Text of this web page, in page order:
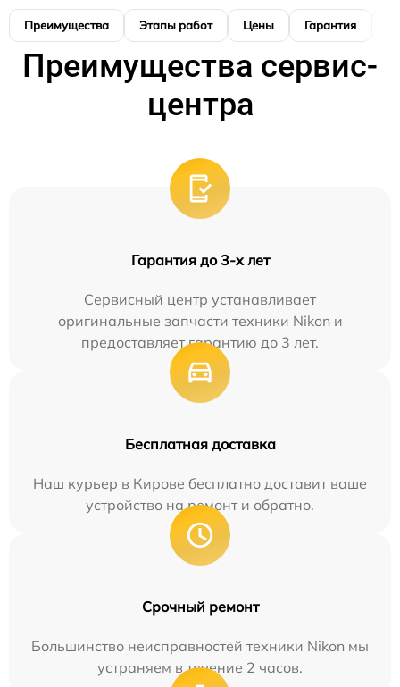
Преимущества Этапы работ Цены Гарантия
Преимущества сервис-
центра
Гарантия до 3-х лет
Сервисный центр устанавливает
оригинальные запчасти техники Nikon и
предоставляет гарантию до 3 лет.
Бесплатная доставка
Наш курьер в Кирове бесплатно доставит ваше
устройство на ремонт и обратно.
Срочный ремонт
Большинство неисправностей техники Nikon мы
устраняем в течение 2 часов.